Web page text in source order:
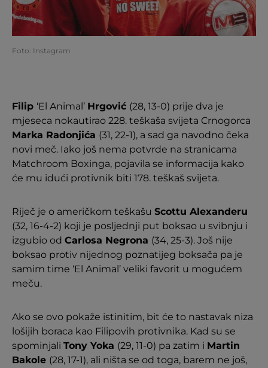
Foto: Instagram
Filip ‘El Animal’ Hrgović (28, 13-0) prije dva je
mjeseca nokautirao 228. teškaša svijeta Crnogorca
Marka Radonjića (31, 22-1), a sad ga navodno čeka
novi meč. Iako još nema potvrde na stranicama
Matchroom Boxinga, pojavila se informacija kako
će mu idući protivnik biti 178. teškaš svijeta.
Riječ je o američkom teškašu Scottu Alexanderu
(32, 16-4-2) koji je posljednji put boksao u svibnju i
izgubio od Carlosa Negrona (34, 25-3). Još nije
boksao protiv nijednog poznatijeg boksača pa je
samim time ‘El Animal’ veliki favorit u mogućem
meču.
Ako se ovo pokaže istinitim, bit će to nastavak niza
lošijih boraca kao Filipovih protivnika. Kad su se
spominjali Tony Yoka (29, 11-0) pa zatim i Martin
Bakole (28, 17-1), ali ništa se od toga, barem ne još,